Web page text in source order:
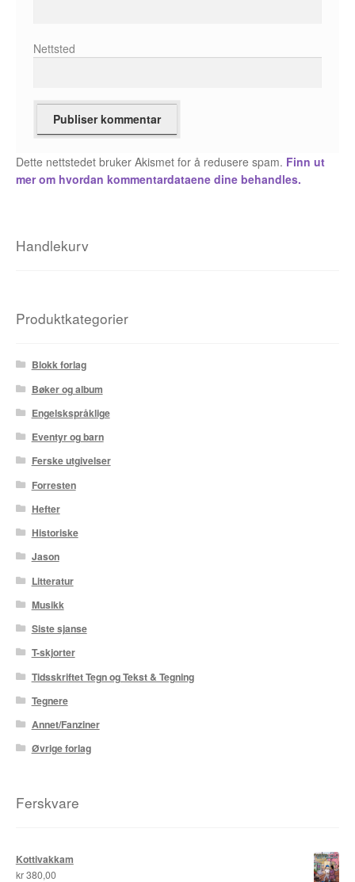
Håvard S. Johansen
Ida Neverdahl
Jason
Kristian Hammerstad
Lars Aurtande
Lene Ask
Manuele Fior
Max Estes
Ronny Haugeland
Rui Tenreiro
Rune Borvik
Sven Tveit / Jarle Grinde
Nettsted
Dette nettstedet bruker Akismet for å redusere spam. Finn ut
mer om hvordan kommentardataene dine behandles.
Handlekurv
Produktkategorier
Blokk forlag
Bøker og album
Engelskspråklige
Eventyr og barn
Ferske utgivelser
Forresten
Hefter
Historiske
Jason
Litteratur
Musikk
Siste sjanse
T-skjorter
Tidsskriftet Tegn og Tekst & Tegning
Tegnere
Annet/Fanziner
Øvrige forlag
Ferskvare
Kottivakkam
kr380,00